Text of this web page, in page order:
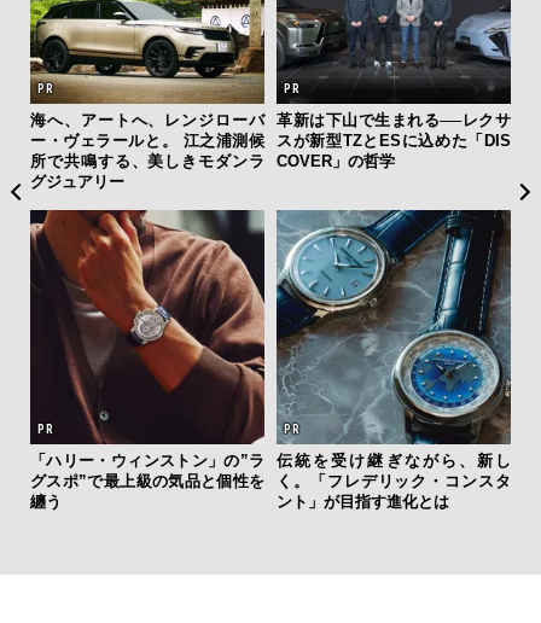
海へ、アートへ、レンジローバ
ー・ヴェラールと。 江之浦測候
所で共鳴する、美しきモダンラ
グジュアリー
革新は下山で生まれる──レクサ
スが新型TZとESに込めた「DIS
COVER」の哲学
「ハリー・ウィンストン」の”ラ
グスポ”で最上級の気品と個性を
纏う
伝統を受け継ぎながら、新し
く。「フレデリック・コンスタ
ント」が目指す進化とは
y